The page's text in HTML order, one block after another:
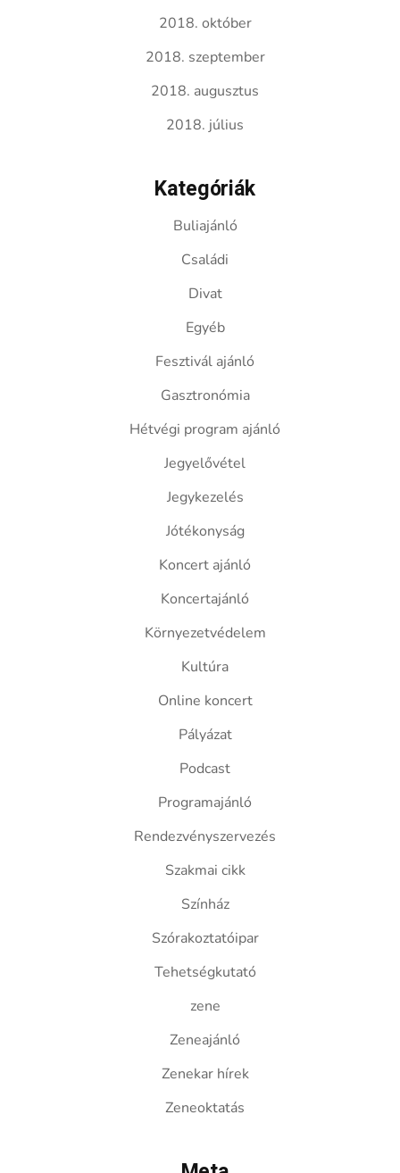
2018. október
2018. szeptember
2018. augusztus
2018. július
Kategóriák
Buliajánló
Családi
Divat
Egyéb
Fesztivál ajánló
Gasztronómia
Hétvégi program ajánló
Jegyelővétel
Jegykezelés
Jótékonyság
Koncert ajánló
Koncertajánló
Környezetvédelem
Kultúra
Online koncert
Pályázat
Podcast
Programajánló
Rendezvényszervezés
Szakmai cikk
Színház
Szórakoztatóipar
Tehetségkutató
zene
Zeneajánló
Zenekar hírek
Zeneoktatás